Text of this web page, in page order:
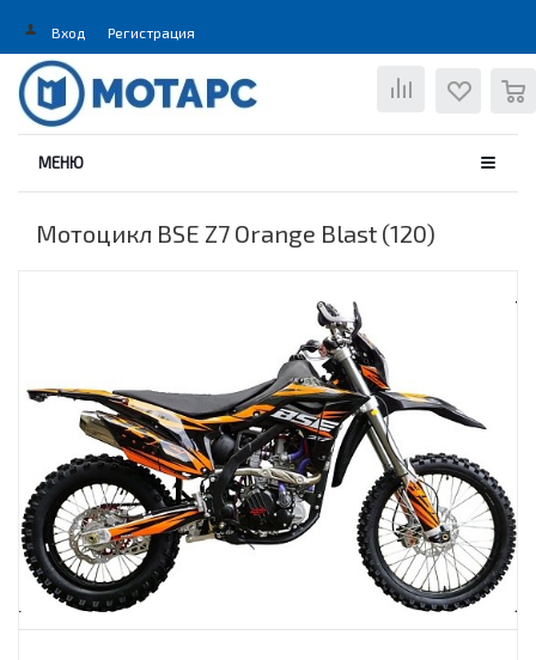
Вход Регистрация
МЕНЮ
Мотоцикл BSE Z7 Orange Blast (120)